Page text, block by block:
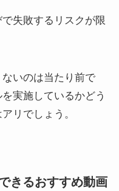
失敗するリスクが限
いのは当たり前で
実施しているかどう
リでしょう。
きるおすすめ動画